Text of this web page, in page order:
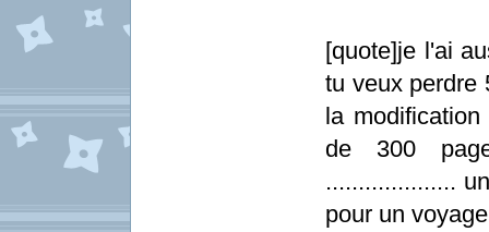
[quote]je l'ai
tu veux perdre
la
de 300
....................
pour un